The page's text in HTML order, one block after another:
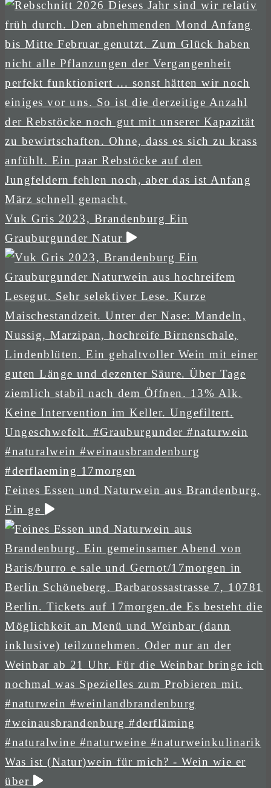
Vuk Gris 2023, Brandenburg Ein
Grauburgunder Natur
Feines Essen und Naturwein aus Brandenburg.
Ein ge
Was ist (Natur)wein für mich? - Wein wie er
über